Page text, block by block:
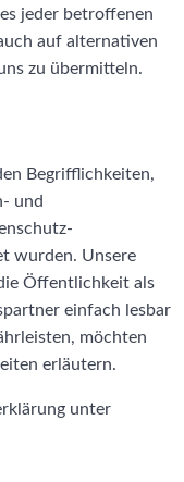
jeder betroffenen
auf alternativen
zu übermitteln.
Begrifflichkeiten,
und
wurden. Unsere
Öffentlichkeit als
einfach lesbar
möchten
erläutern.
unter